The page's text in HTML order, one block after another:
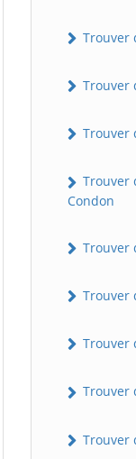
Trouver
Trouver
Trouver
Trouver
Condon
Trouver
Trouver
Trouver
Trouver
Trouver